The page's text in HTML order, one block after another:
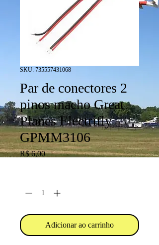
SKU: 735557431068
Par de conectores 2
pinos macho Great
Planes Electrifly
GPMM3106
R$ 6,00Preço
Adicionar ao carrinho